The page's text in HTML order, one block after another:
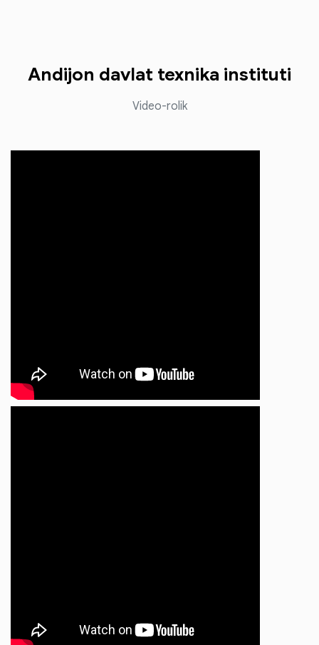
Andijon davlat texnika instituti
Video-rolik